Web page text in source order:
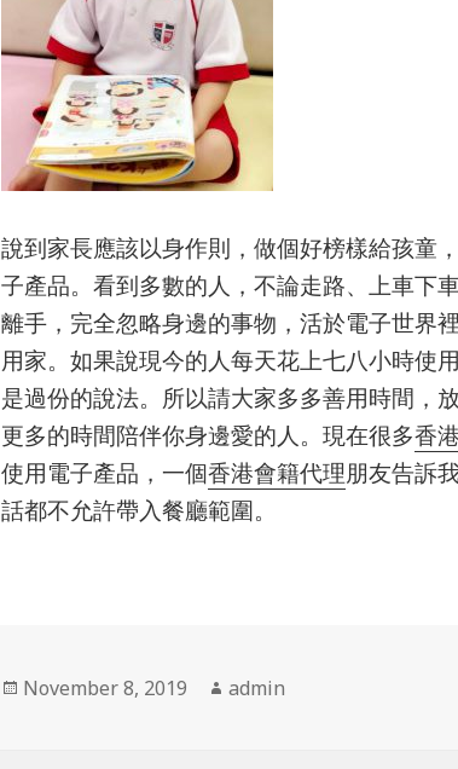
說到家長應該以身作則，做個好榜樣給孩童
子產品。看到多數的人，不論走路、上車下
離手，完全忽略身邊的事物，活於電子世界
用家。如果說現今的人每天花上七八小時使
是過份的說法。所以請大家多多善用時間，
更多的時間陪伴你身邊愛的人。現在很多香
使用電子產品，一個香港會籍代理朋友告訴
話都不允許帶入餐廳範圍。
Posted
November 8, 2019 Author
admin